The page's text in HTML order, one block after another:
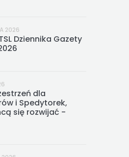
2026
Dziennika Gazety
dla
i Spedytorek,
się rozwijać -